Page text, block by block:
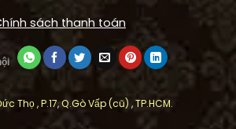
sách thanh toán
Thọ , P.17, Q.Gò Vấp (cũ) , TP.HCM.